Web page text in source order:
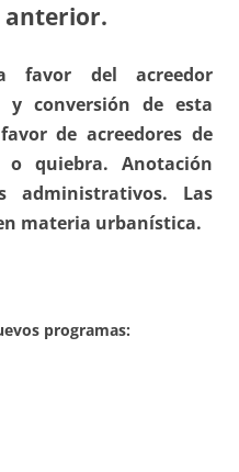
anterior.
favor del acreedor
y conversión de esta
de acreedores de
o quiebra. Anotación
administrativos. Las
materia urbanística.
programas: